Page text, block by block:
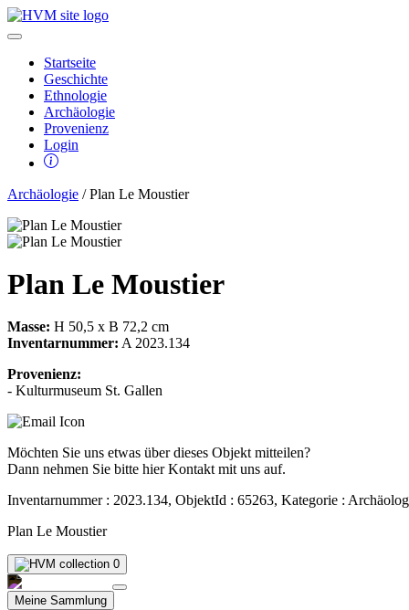
Startseite
Geschichte
Ethnologie
Archäologie
Provenienz
Login
Archäologie / Plan Le Moustier
Plan Le Moustier
Masse: H 50,5 x B 72,2 cm
Inventarnummer: A 2023.134
Provenienz:
- Kulturmuseum St. Gallen
Möchten Sie uns etwas über dieses Objekt mitteilen?
Dann nehmen Sie bitte hier Kontakt mit uns auf.
Inventarnummer : 2023.134, ObjektId : 65263, Kategorie :
Plan Le Moustier
0
Meine Sammlung